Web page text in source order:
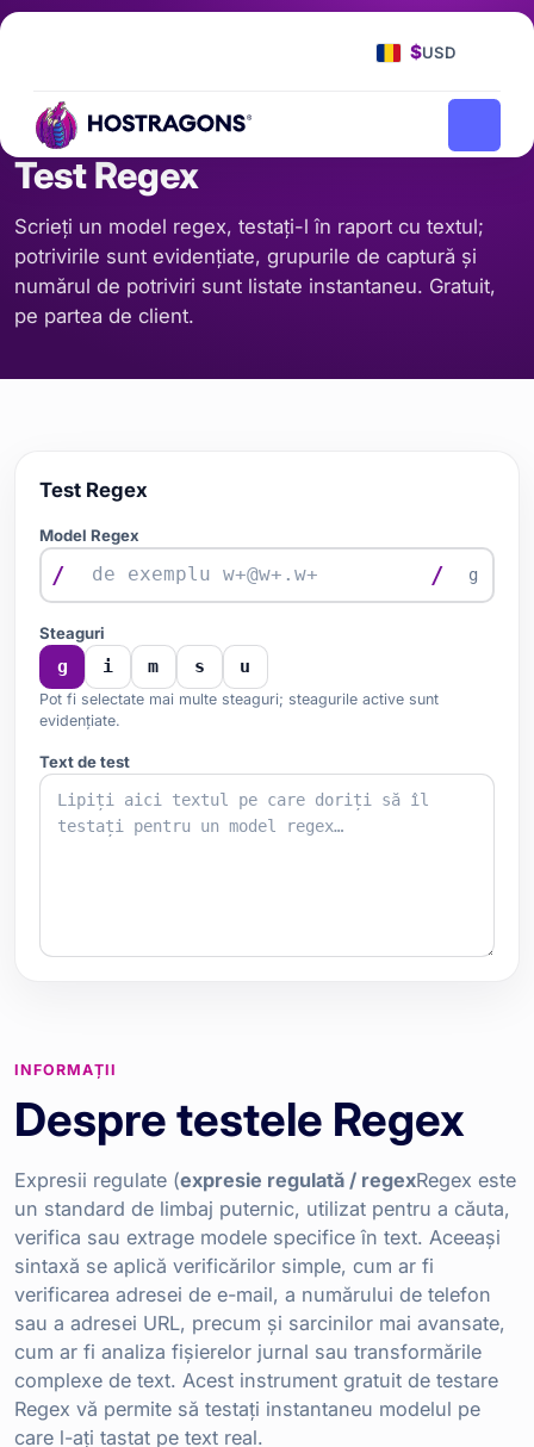
$USD
Test Regex
Scrieți un model regex, testați-l în raport cu textul;
potrivirile sunt evidențiate, grupurile de captură și
numărul de potriviri sunt listate instantaneu. Gratuit,
pe partea de client.
Test Regex
Model Regex
/ / g
Steaguri
g i m s u
Pot fi selectate mai multe steaguri; steagurile active sunt
evidențiate.
Text de test
INFORMAȚII
Despre testele Regex
Expresii regulate (expresie regulată / regexRegex este
un standard de limbaj puternic, utilizat pentru a căuta,
verifica sau extrage modele specifice în text. Aceeași
sintaxă se aplică verificărilor simple, cum ar fi
verificarea adresei de e-mail, a numărului de telefon
sau a adresei URL, precum și sarcinilor mai avansate,
cum ar fi analiza fișierelor jurnal sau transformările
complexe de text. Acest instrument gratuit de testare
Regex vă permite să testați instantaneu modelul pe
care l-ați tastat pe text real.